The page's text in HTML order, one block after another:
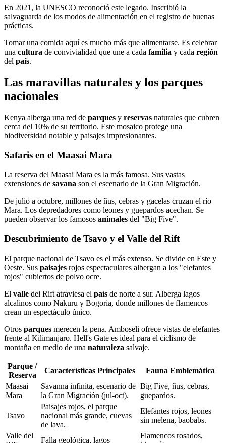
En 2021, la UNESCO reconoció este legado. Inscribió la
salvaguarda de los modos de alimentación en el registro de buenas
prácticas.
Tomar una comida aquí es mucho más que alimentarse. Es celebrar
una cultura de convivialidad que une a cada familia y cada región
del país.
Las maravillas naturales y los parques
nacionales
Kenya alberga una red de parques y reservas naturales que cubren
cerca del 10% de su territorio. Este mosaico protege una
biodiversidad notable y paisajes impresionantes.
Safaris en el Maasai Mara
La reserva del Maasai Mara es la más famosa. Sus vastas
extensiones de savana son el escenario de la Gran Migración.
De julio a octubre, millones de ñus, cebras y gacelas cruzan el río
Mara. Los depredadores como leones y guepardos acechan. Se
pueden observar los famosos animales del "Big Five".
Descubrimiento de Tsavo y el Valle del Rift
El parque nacional de Tsavo es el más extenso. Se divide en Este y
Oeste. Sus paisajes rojos espectaculares albergan a los "elefantes
rojos" cubiertos de polvo ocre.
El valle del Rift atraviesa el país de norte a sur. Alberga lagos
alcalinos como Nakuru y Bogoria, donde millones de flamencos
crean un espectáculo único.
Otros parques merecen la pena. Amboseli ofrece vistas de elefantes
frente al Kilimanjaro. Hell's Gate es ideal para el ciclismo de
montaña en medio de una naturaleza salvaje.
Parque /
Reserva
Características Principales
Fauna Emblemática
Maasai
Mara
Savanna infinita, escenario de
la Gran Migración (jul-oct).
Big Five, ñus, cebras,
guepardos.
Tsavo
Paisajes rojos, el parque
nacional más grande, cuevas
de lava.
Elefantes rojos, leones
sin melena, baobabs.
Valle del
Falla geológica, lagos
Flamencos rosados,